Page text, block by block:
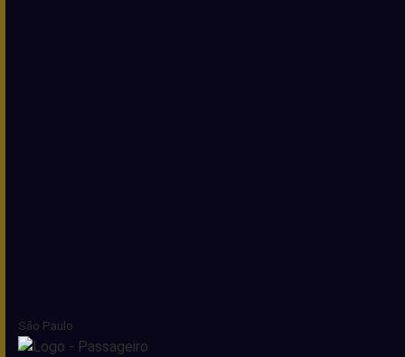
São Paulo